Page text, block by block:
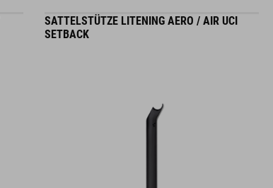
SATTELSTÜTZE LITENING AERO / AIR UCI
SETBACK